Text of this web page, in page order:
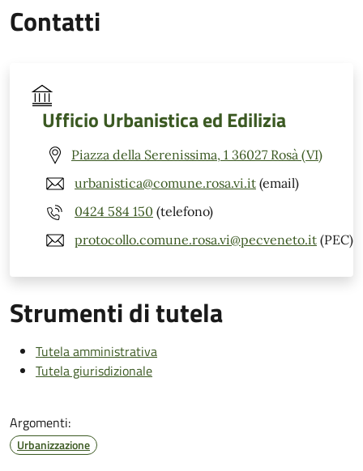
Contatti
Ufficio Urbanistica ed Edilizia
Piazza della Serenissima, 1 36027 Rosà (VI)
urbanistica@comune.rosa.vi.it (email)
0424 584 150 (telefono)
protocollo.comune.rosa.vi@pecveneto.it (PEC)
Strumenti di tutela
Tutela amministrativa
Tutela giurisdizionale
Argomenti:
Urbanizzazione